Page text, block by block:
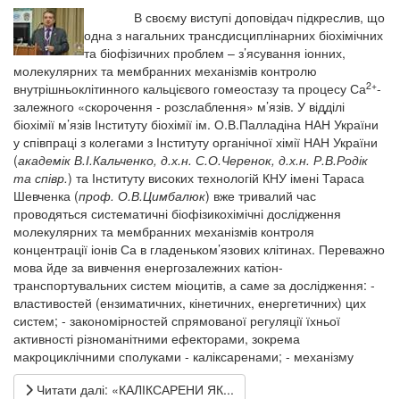
В своєму виступі доповідач підкреслив, що
одна з нагальних трансдисциплінарних біохімічних
та біофізичних проблем – з’ясування іонних,
молекулярних та мембранних механізмів контролю
внутрішньоклітинного кальцієвого гомеостазу та процесу Са2+-
залежного «скорочення - розслаблення» м’язів. У відділі
біохімії м’язів Інституту біохімії ім. О.В.Палладіна НАН України
у співпраці з колегами з Інституту органічної хімії НАН України
(академік В.І.Кальченко, д.х.н. С.О.Черенок, д.х.н. Р.В.Родік
та співр.) та Інституту високих технологій КНУ імені Тараса
Шевченка (проф. О.В.Цимбалюк) вже тривалий час
проводяться систематичні біофізикохімічні дослідження
молекулярних та мембранних механізмів контроля
концентрації іонів Са в гладеньком’язових клітинах. Переважно
мова йде за вивчення енергозалежних катіон-
транспортувальних систем міоцитів, а саме за дослідження: -
властивостей (ензиматичних, кінетичних, енергетичних) цих
систем; - закономірностей спрямованої регуляції їхньої
активності різноманітними ефекторами, зокрема
макроциклічними сполуками - каліксаренами; - механізму
Читати далі: «КАЛІКСАРЕНИ ЯК...